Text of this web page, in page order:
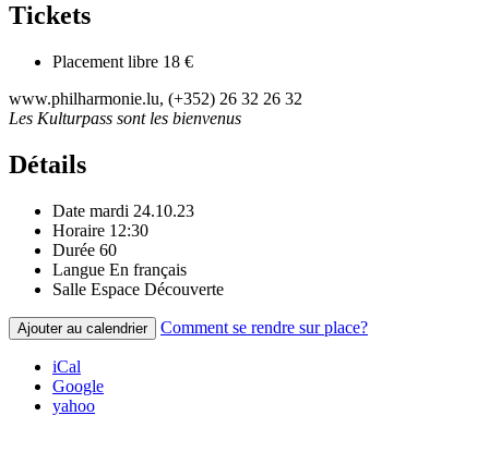
Tickets
Placement libre 18 €
www.philharmonie.lu, (+352) 26 32 26 32
Les Kulturpass sont les bienvenus
Détails
Date mardi 24.10.23
Horaire 12:30
Durée 60
Langue En français
Salle Espace Découverte
Ajouter au calendrier Comment se rendre sur place?
iCal
Google
yahoo